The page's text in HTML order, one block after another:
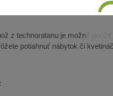
z technoratanu je možné
potiahnuť nábytok či